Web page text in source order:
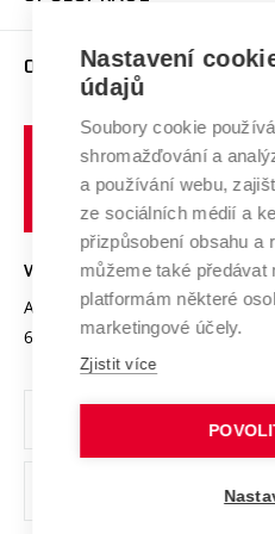
Brno
E-přihláška
Závěrečné práce
Doktorské studium
Studium bez bariér
Podpora podnikání
Mezinárodní vědecká rada
Systém zajišťování kvality
Výzkumné infrastruktury
Transfer znalostí
Open Science
Projekty
Projekty ze strukturálních
Specifický výzkum
Zahraniční spolupráce
Spolupráce se školami
Služby univerzity
Mezinárodní dohody
Univerzitní sítě
O UNIVERZITĚ
Profil univerzity
Udržitelná univerzita
Podnikavá univerzita /
Bezpečná univerzita
Vyznamenání
Organizační struktura
Ochrana osobních údajů
odkaz)
VYSOKÉ UČENÍ TECHNICKÉ V
Antonínská 548/1
602 00 Brno
Nastavení
údajů
Soubory cookie
shromažďování a
a používání webu,
ze sociálních médií a
přizpůsobení obsahu a
můžeme také předávat
platformám některé
marketingové účely.
Zjistit více